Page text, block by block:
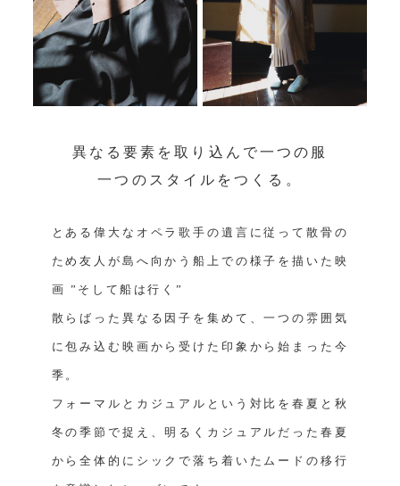
異なる要素を取り込んで⼀つの服
⼀つのスタイルをつくる。
とある偉大なオペラ歌手の遺言に従って散骨の
ため友人が島へ向かう船上での様子を描いた映
画 ”そして船は行く”
散らばった異なる因子を集めて、一つの雰囲気
に包み込む映画から受けた印象から始まった今
季。
フォーマルとカジュアルという対比を春夏と秋
冬の季節で捉え、明るくカジュアルだった春夏
から全体的にシックで落ち着いたムードの移行